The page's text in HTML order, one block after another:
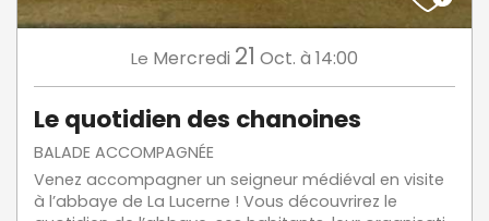
Le Mercredi 21 Oct. à 14:00
Le quotidien des chanoines
BALADE ACCOMPAGNÉE
Venez accompagner un seigneur médiéval en visite
à l’abbaye de La Lucerne ! Vous découvrirez le